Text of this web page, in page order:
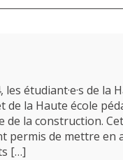
les étudiant·e·s de
de la Haute école
de la construction.
permis de mettre en
[…]